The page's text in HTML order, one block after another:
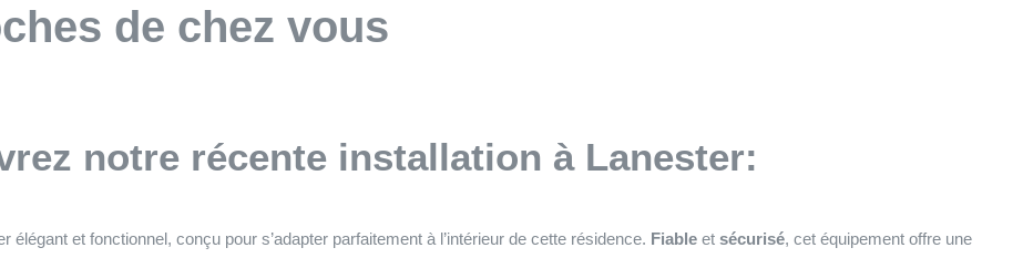
de chez vous
notre récente installation à Lanester:
élégant et fonctionnel, conçu pour s’adapter parfaitement à l’intérieur de cette résidence. Fiableet sécurisé, cet équipement offre une